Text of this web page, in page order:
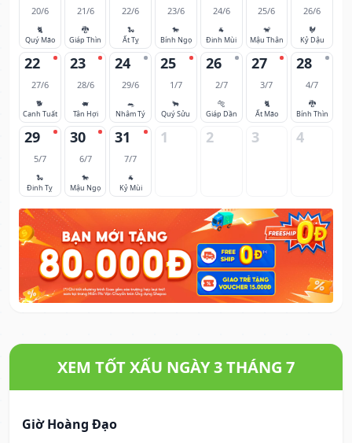
20/6
🐈
Quý Mão
21/6
🐉
Giáp Thìn
22/6
🐍
Ất Tỵ
23/6
🐎
Bính Ngọ
24/6
🐐
Đinh Mùi
25/6
🐒
Mậu Thân
26/6
🐓
Kỷ Dậu
22
27/6
🐕
Canh Tuất
23
28/6
🐖
Tân Hợi
24
29/6
🐀
Nhâm Tý
25
1/7
🐂
Quý Sửu
26
2/7
🐅
Giáp Dần
27
3/7
🐈
Ất Mão
28
4/7
🐉
Bính Thìn
29
5/7
🐍
Đinh Tỵ
30
6/7
🐎
Mậu Ngọ
31
7/7
🐐
Kỷ Mùi
1 2 3 4
XEM TỐT XẤU NGÀY 3 THÁNG 7
Giờ Hoàng Đạo